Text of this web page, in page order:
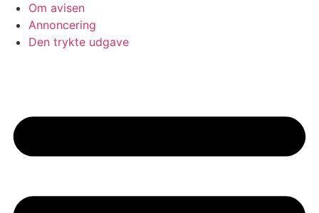
Om avisen
Annoncering
Den trykte udgave